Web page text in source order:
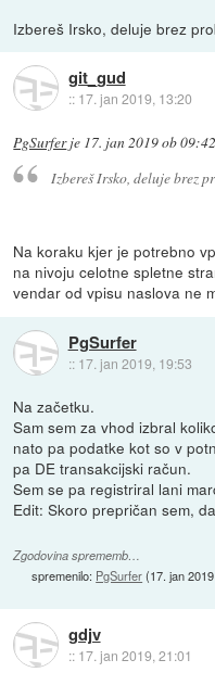
Izbereš Irsko, deluje brez
git_gud
:: 17. jan 2019, 13:20
PgSurferje 17. jan 2019 ob 09:42
Izbereš Irsko, deluje brez
Na koraku kjer je potrebno
na nivoju celotne spletne
vendar od vpisu naslova ne
PgSurfer
:: 17. jan 2019, 19:53
Na začetku.
Sam sem za vhod izbral
nato pa podatke kot so v
pa DE transakcijski račun.
Sem se pa registriral lani
Edit: Skoro prepričan sem,
Zgodovina sprememb…
spremenilo: PgSurfer(17. jan
gdjv
:: 17. jan 2019, 21:01